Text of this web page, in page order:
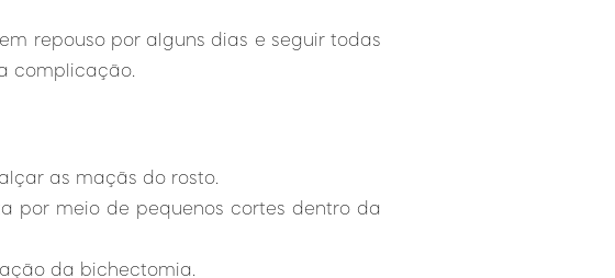
repouso por alguns dias e seguir todas
complicação.
as maçãs do rosto.
por meio de pequenos cortes dentro da
da bichectomia.